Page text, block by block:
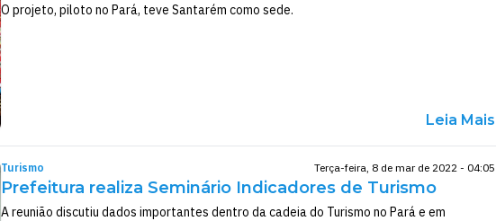
O projeto, piloto no Pará, teve Santarém como sede.
Leia Mais
Turismo Terça-feira, 8 de mar de 2022 - 04:05
Prefeitura realiza Seminário Indicadores de Turismo
A reunião discutiu dados importantes dentro da cadeia do Turismo no Pará e em